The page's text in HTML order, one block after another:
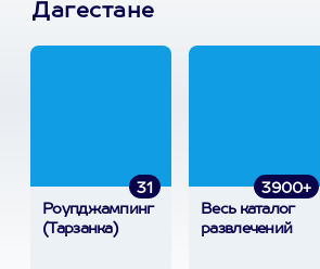
Дагестане
31
Роупджампинг
(Тарзанка)
3900+
Весь каталог
развлечений